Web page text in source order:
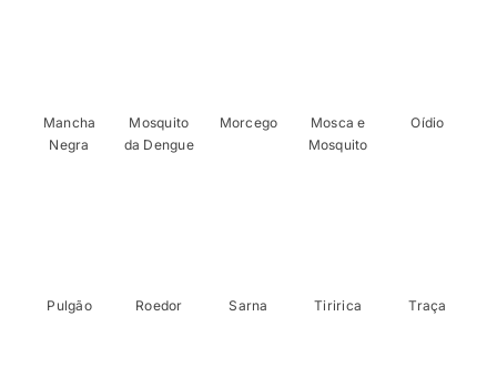
Mancha
Negra
Mosquito
da Dengue
Morcego
Mosca e
Mosquito
Oídio
Pulgão Roedor Sarna Tiririca Traça